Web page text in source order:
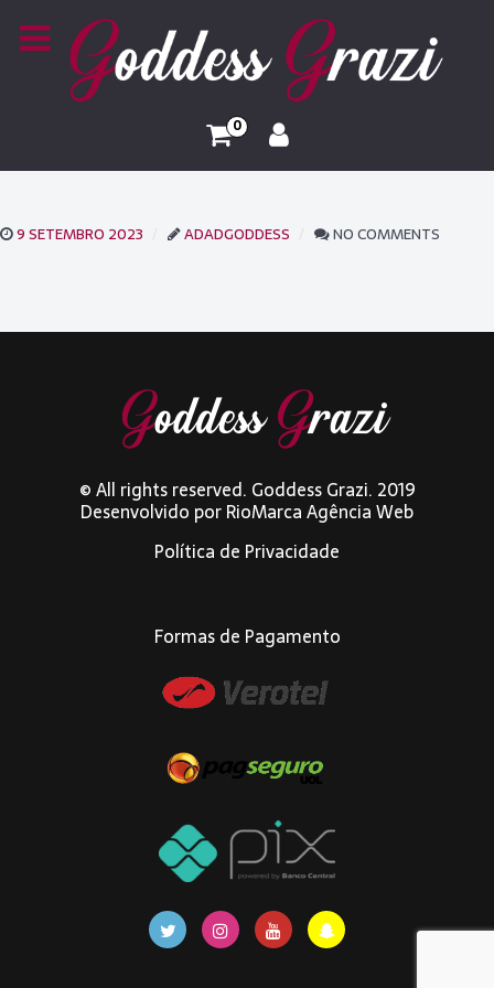
0
9 SETEMBRO 2023 ADADGODDESS NO COMMENTS
© All rights reserved. Goddess Grazi. 2019
Desenvolvido porRioMarca Agência Web
Política de Privacidade
Formas de Pagamento